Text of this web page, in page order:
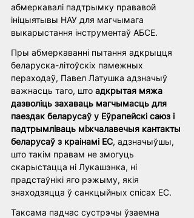
абмеркавалі падтрымку прававой
ініцыятывы НАУ для магчымага
выкарыстання інструментаў АБСЕ.
Пры абмеркаванні пытання адкрыцця
беларуска-літоўскіх памежных
пераходаў, Павел Латушка адзначыў
важнасць таго, што адкрытая мяжа
дазволіць захаваць магчымасць для
паездак беларусаў у Еўрапейскі саюз і
падтрымліваць міжчалавечыя кантакты
беларусаў з краінамі ЕС, адзначыўшы,
што такім правам не змогуць
скарыстацца ні Лукашэнка, ні
прадстаўнікі яго рэжыму, якія
знаходзяцца ў санкцыйных спісах ЕС.
Таксама падчас сустрэчы ўзаемна